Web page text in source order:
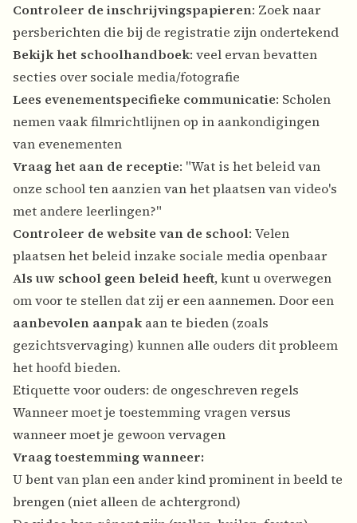
Controleer de inschrijvingspapieren: Zoek naar
persberichten die bij de registratie zijn ondertekend
Bekijk het schoolhandboek: veel ervan bevatten
secties over sociale media/fotografie
Lees evenementspecifieke communicatie: Scholen
nemen vaak filmrichtlijnen op in aankondigingen
van evenementen
Vraag het aan de receptie: "Wat is het beleid van
onze school ten aanzien van het plaatsen van video's
met andere leerlingen?"
Controleer de website van de school: Velen
plaatsen het beleid inzake sociale media openbaar
Als uw school geen beleid heeft, kunt u overwegen
om voor te stellen dat zij er een aannemen. Door een
aanbevolen aanpak aan te bieden (zoals
gezichtsvervaging) kunnen alle ouders dit probleem
het hoofd bieden.
Etiquette voor ouders: de ongeschreven regels
Wanneer moet je toestemming vragen versus
wanneer moet je gewoon vervagen
Vraag toestemming wanneer:
U bent van plan een ander kind prominent in beeld te
brengen (niet alleen de achtergrond)